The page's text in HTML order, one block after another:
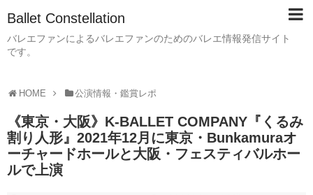
Ballet Constellation
バレエファンによるバレエファンのためのバレエ情報発信サイト
です。
HOME 公演情報・鑑賞レポ
《東京・大阪》K-BALLET COMPANY『くるみ
割り人形』2021年12月に東京・Bunkamuraオ
ーチャードホールと大阪・フェスティバルホー
ルで上演